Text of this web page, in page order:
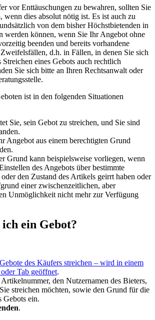
vor Enttäuschungen zu bewahren, sollten Sie
wenn dies absolut nötig ist. Es ist auch zu
von dem bisher Höchstbietenden in
werden können, wenn Sie Ihr Angebot ohne
beenden und bereits vorhandene
d.h. in Fällen, in denen Sie sich
Streichen eines Gebots auch rechtlich
Sie sich bitte an Ihren Rechtsanwalt oder
ist in den folgenden Situationen
Sie, sein Gebot zu streichen, und Sie sind
Angebot aus einem berechtigten Grund
Grund kann beispielsweise vorliegen, wenn
des Angebots über bestimmte
den Zustand des Artikels geirrt haben oder
einer zwischenzeitlichen, aber
Unmöglichkeit nicht mehr zur Verfügung
ein Gebot?
Gebote des Käufers streichen – wird in einem
Tab geöffnet.
den Nutzernamen des Bieters,
streichen möchten, sowie den Grund für die
Gebots ein.
.